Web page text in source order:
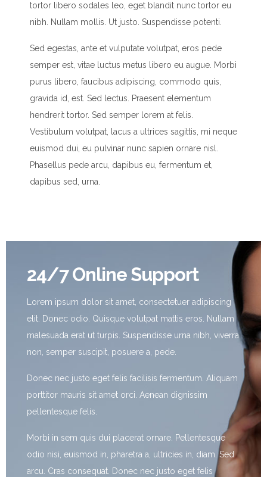
tortor libero sodales leo, eget blandit nunc tortor eu
nibh. Nullam mollis. Ut justo. Suspendisse potenti.
Sed egestas, ante et vulputate volutpat, eros pede
semper est, vitae luctus metus libero eu augue. Morbi
purus libero, faucibus adipiscing, commodo quis,
gravida id, est. Sed lectus. Praesent elementum
hendrerit tortor. Sed semper lorem at felis.
Vestibulum volutpat, lacus a ultrices sagittis, mi neque
euismod dui, eu pulvinar nunc sapien ornare nisl.
Phasellus pede arcu, dapibus eu, fermentum et,
dapibus sed, urna.
24/7 Online Support
Lorem ipsum dolor sit amet, consectetuer adipiscing
elit. Donec odio. Quisque volutpat mattis eros. Nullam
malesuada erat ut turpis. Suspendisse urna nibh, viverra
non, semper suscipit, posuere a, pede.
Donec nec justo eget felis facilisis fermentum. Aliquam
porttitor mauris sit amet orci. Aenean dignissim
pellentesque felis.
Morbi in sem quis dui placerat ornare. Pellentesque
odio nisi, euismod in, pharetra a, ultricies in, diam. Sed
arcu. Cras consequat. Donec nec justo eget felis